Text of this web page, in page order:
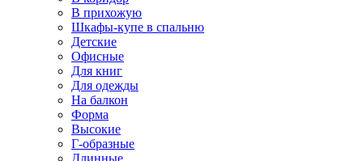
В прихожую
Шкафы-купе в спальню
Детские
Офисные
Для книг
Для одежды
На балкон
Форма
Высокие
Г-образные
Длинные